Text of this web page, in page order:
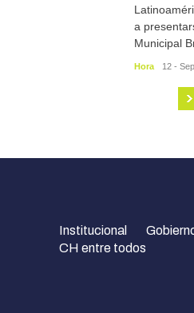
a
Municipal
Hora 12 -
Institucional
CH entre todos